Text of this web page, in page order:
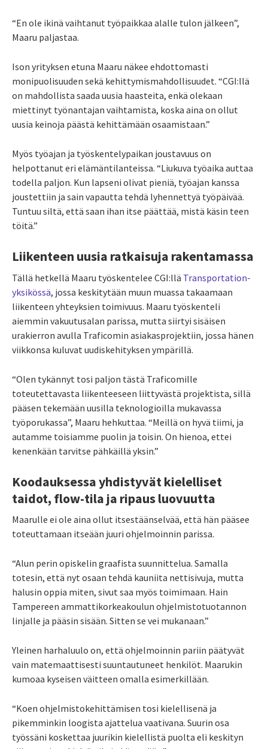
“En ole ikinä vaihtanut työpaikkaa alalle tulon jälkeen”,
Maaru paljastaa.
Ison yrityksen etuna Maaru näkee ehdottomasti
monipuolisuuden sekä kehittymismahdollisuudet. “CGI:llä
on mahdollista saada uusia haasteita, enkä olekaan
miettinyt työnantajan vaihtamista, koska aina on ollut
uusia keinoja päästä kehittämään osaamistaan.”
Myös työajan ja työskentelypaikan joustavuus on
helpottanut eri elämäntilanteissa. “Liukuva työaika auttaa
todella paljon. Kun lapseni olivat pieniä, työajan kanssa
joustettiin ja sain vapautta tehdä lyhennettyä työpäivää.
Tuntuu siltä, että saan ihan itse päättää, mistä käsin teen
töitä.”
Liikenteen uusia ratkaisuja rakentamassa
Tällä hetkellä Maaru työskentelee CGI:llä Transportation-
yksikössä, jossa keskitytään muun muassa takaamaan
liikenteen yhteyksien toimivuus. Maaru työskenteli
aiemmin vakuutusalan parissa, mutta siirtyi sisäisen
urakierron avulla Traficomin asiakasprojektiin, jossa hänen
viikkonsa kuluvat uudiskehityksen ympärillä.
“Olen tykännyt tosi paljon tästä Traficomille
toteutettavasta liikenteeseen liittyvästä projektista, sillä
pääsen tekemään uusilla teknologioilla mukavassa
työporukassa”, Maaru hehkuttaa. “Meillä on hyvä tiimi, ja
autamme toisiamme puolin ja toisin. On hienoa, ettei
kenenkään tarvitse pähkäillä yksin.”
Koodauksessa yhdistyvät kielelliset
taidot, flow-tila ja ripaus luovuutta
Maarulle ei ole aina ollut itsestäänselvää, että hän pääsee
toteuttamaan itseään juuri ohjelmoinnin parissa.
“Alun perin opiskelin graafista suunnittelua. Samalla
totesin, että nyt osaan tehdä kauniita nettisivuja, mutta
halusin oppia miten, sivut saa myös toimimaan. Hain
Tampereen ammattikorkeakoulun ohjelmistotuotannon
linjalle ja pääsin sisään. Sitten se vei mukanaan.”
Yleinen harhaluulo on, että ohjelmoinnin pariin päätyvät
vain matemaattisesti suuntautuneet henkilöt. Maarukin
kumoaa kyseisen väitteen omalla esimerkillään.
“Koen ohjelmistokehittämisen tosi kielellisenä ja
pikemminkin loogista ajattelua vaativana. Suurin osa
työssäni koskettaa juurikin kielellistä puolta eli keskityn